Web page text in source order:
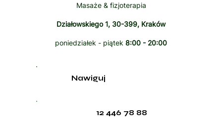
Masaże & fizjoterapia
Działowskiego 1, 30-399, Kraków
poniedziałek - piątek 8:00 - 20:00
12 446 78 88
Nawiguj